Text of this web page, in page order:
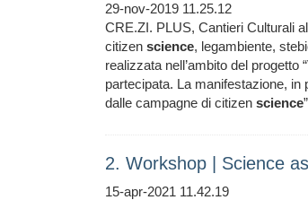
29-nov-2019 11.25.12
CRE.ZI. PLUS, Cantieri Culturali
citizen science, legambiente,
realizzata nell’ambito del progetto
partecipata. La manifestazione,
dalle campagne di citizen science
2. Workshop | Science
15-apr-2021 11.42.19